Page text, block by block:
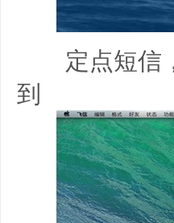
定点短信，
到